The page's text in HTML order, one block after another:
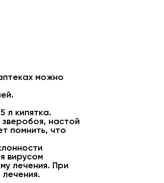
можно
л кипятка.
настой
помнить, что
вирусом
лечения. При